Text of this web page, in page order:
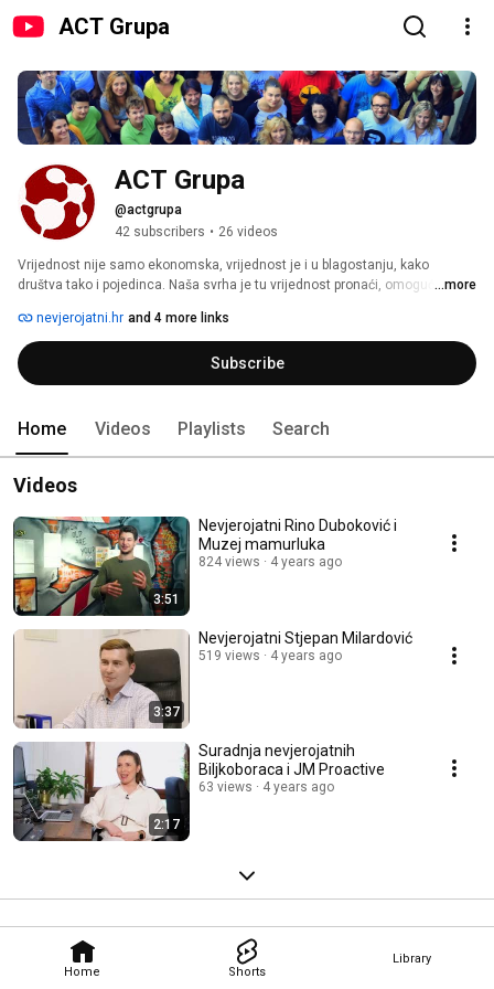
ACT Grupa
Home Shorts
Library
ACT Grupa
@actgrupa
42 subscribers • 26 videos
Vrijednost nije samo ekonomska, vrijednost je i u blagostanju, kako
društva tako i pojedinca. Naša svrha je tu vrijednost pronaći, omogućiti, ...more
nevjerojatni.hr and 4 more links
Subscribe
Home Videos Playlists Search
Videos
3:51
Nevjerojatni Rino Duboković i
Muzej mamurluka
824 views 4 years ago
3:37
Nevjerojatni Stjepan Milardović
519 views 4 years ago
2:17
Suradnja nevjerojatnih
Biljkoboraca i JM Proactive
63 views 4 years ago